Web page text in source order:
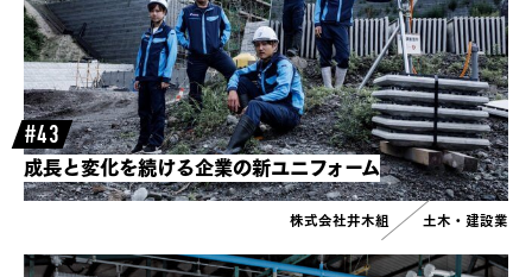
#43
成長と変化を続ける企業の新ユニフォーム
株式会社井木組 土木・建設業